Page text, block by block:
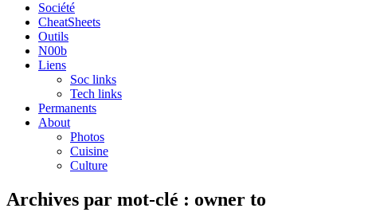
Société
CheatSheets
Outils
N00b
Liens
Soc links
Tech links
Permanents
About
Photos
Cuisine
Culture
Archives par mot-clé : owner to